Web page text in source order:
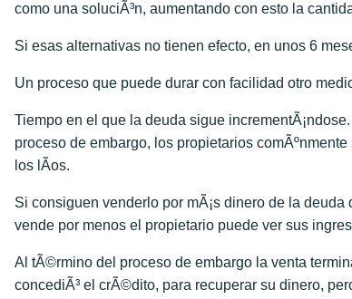
como una soluciÃ³n, aumentando con esto la
Si esas alternativas no tienen efecto, en unos 6
Un proceso que puede durar con facilidad otro
Tiempo en el que la deuda sigue
proceso de embargo, los propietarios
los lÃ­os.
Si consiguen venderlo por mÃ¡s dinero de la
vende por menos el propietario puede ver sus
Al tÃ©rmino del proceso de embargo la venta
concediÃ³ el crÃ©dito, para recuperar su dinero,